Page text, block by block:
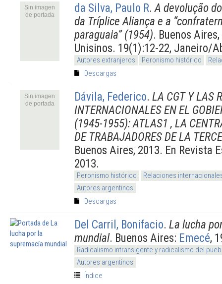
Sin imagen
de portada
da Silva, Paulo R.A devolução
da Tríplice Aliança e a
paraguaia” (1954). Buenos
Unisinos. 19(1):12-22, Janeiro/
Autores extranjeros Peronismo histórico
Descargas
Sin imagen
de portada
Dávila, Federico. LA CGT Y LAS
INTERNACIONALES EN EL
(1945-1955): ATLAS1 , LA
DE TRABAJADORES DE LA
Buenos Aires, 2013. En Revista
2013.
Peronismo histórico
Relaciones
Autores argentinos
Descargas
Del Carril, Bonifacio. La lucha
mundial. Buenos Aires: Emecé,
Radicalismo intransigente y radicalismo del
Autores argentinos
Índice